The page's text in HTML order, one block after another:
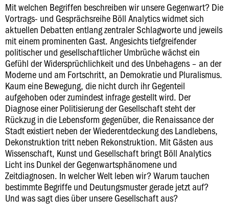
Mit welchen Begriffen beschreiben wir unsere Gegenwart? Die
Vortrags- und Gesprächsreihe Böll Analytics widmet sich
aktuellen Debatten entlang zentraler Schlagworte und jeweils
mit einem prominenten Gast. Angesichts tiefgreifender
politischer und gesellschaftlicher Umbrüche wächst ein
Gefühl der Widersprüchlichkeit und des Unbehagens – an der
Moderne und am Fortschritt, an Demokratie und Pluralismus.
Kaum eine Bewegung, die nicht durch ihr Gegenteil
aufgehoben oder zumindest infrage gestellt wird. Der
Diagnose einer Politisierung der Gesellschaft steht der
Rückzug in die Lebensform gegenüber, die Renaissance der
Stadt existiert neben der Wiederentdeckung des Landlebens,
Dekonstruktion tritt neben Rekonstruktion. Mit Gästen aus
Wissenschaft, Kunst und Gesellschaft bringt Böll Analytics
Licht ins Dunkel der Gegenwartsphänomene und
Zeitdiagnosen. In welcher Welt leben wir? Warum tauchen
bestimmte Begriffe und Deutungsmuster gerade jetzt auf?
Und was sagt dies über unsere Gesellschaft aus?